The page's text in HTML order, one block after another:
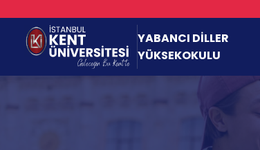
YABANCI DİLLER
YÜKSEKOKULU